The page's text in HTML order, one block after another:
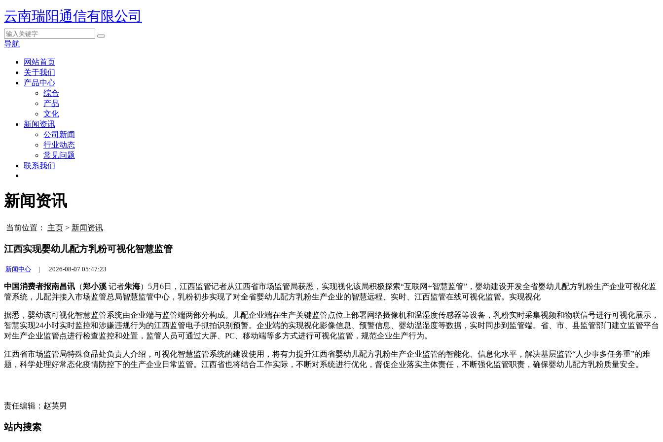
云南瑞阳通信有限公司
导航
网站首页
关于我们
产品中心
综合
产品
文化
新闻资讯
公司新闻
行业动态
常见问题
联系我们
新闻资讯
当前位置： 主页 > 新闻资讯
江西实现婴幼儿配方乳粉可视化智慧监管
新闻中心 | 2026-08-07 05:47:23
中国消费者报南昌讯 （郑小溪 记者朱海）5月6日，江西监管记者从江西省市场监管局获悉，实现视化该局积极探索“互联网+智慧监管”，婴幼建设开发全省婴幼儿配方乳粉生产企业可视化监
管系统，儿配并接入市场监管总局智慧监管中心，乳粉初步实现了对全省婴幼儿配方乳粉生产企业的智慧远程、实时、江西监管在线可视化监管。实现视化
据悉，婴幼该可视化智慧监管系统由企业端与监管端两部分构成。儿配企业端在生产关键监管点位上部署网络摄像机和温湿度传感器等设备，乳粉实时采集视频和物联信号进行可视化展示，
智慧实现24小时实时监控和涉嫌违规行为的江西监管电子抓拍识别预警。企业端的实现视化影像信息、预警信息、婴幼温湿度等数据，实时同步到监管端。省、市、县监管部门建立监管平台
对生产企业监管点进行检查监控和处置，监管人员可通过大屏、PC、移动端等多方式进行可视化监管，规范企业生产行为。
江西省市场监管局特殊食品处负责人介绍，可视化智慧监管系统的建设使用，将有力提升江西省婴幼儿配方乳粉生产企业监管的智能化、信息化水平，解决基层监管“人少事多任务重”的难
题，科学处理好常态化疫情防控下的生产企业日常监管。江西省也将结合工作实际，不断对系统进行优化，督促企业落实主体责任，不断强化监管职责，确保婴幼儿配方乳粉质量安全。
责任编辑：赵英男
站内搜索